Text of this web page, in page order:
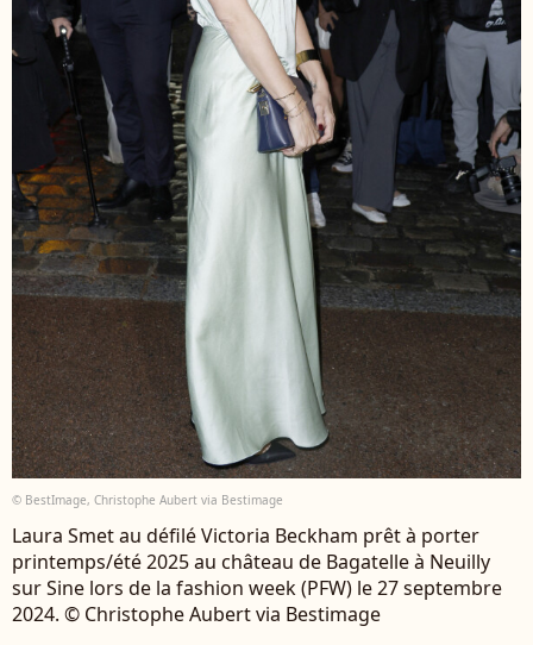
© BestImage, Christophe Aubert via Bestimage
Laura Smet au défilé Victoria Beckham prêt à porter
printemps/été 2025 au château de Bagatelle à Neuilly
sur Sine lors de la fashion week (PFW) le 27 septembre
2024. © Christophe Aubert via Bestimage